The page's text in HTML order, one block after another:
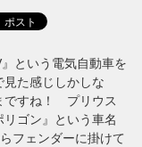
という電気自動車を
た感じしかしな
ですね！ プリウス
ゴン』という車名
フェンダーに掛けて